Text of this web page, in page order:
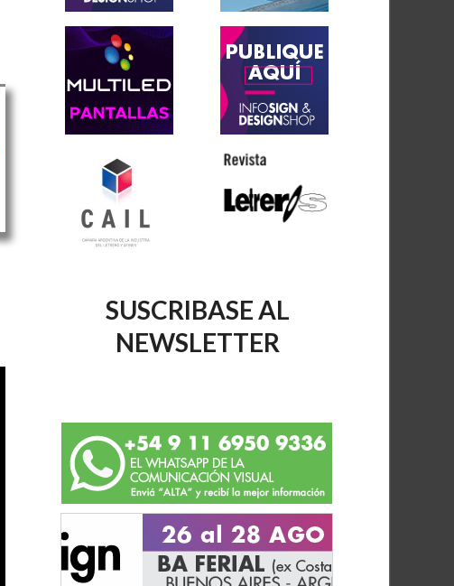
SUSCRIBASE AL
NEWSLETTER